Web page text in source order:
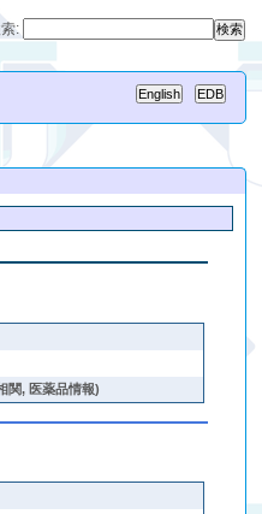
:
関, 医薬品情報)